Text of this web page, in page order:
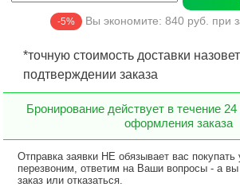
-5% Вы экономите: 840 руб. при
*точную стоимость доставки
подтверждении заказа
Бронирование действует в течение
оформления заказа
Отправка заявки НЕ обязывает вас
перезвоним, ответим на Ваши вопросы - а
заказ или отказаться.